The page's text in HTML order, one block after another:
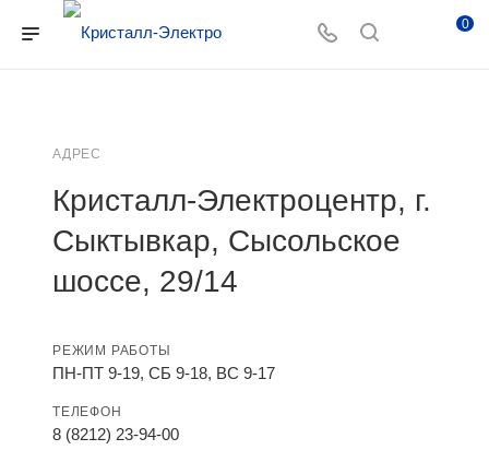
0
АДРЕС
Кристалл-Электроцентр, г.
Сыктывкар, Сысольское
шоссе, 29/14
РЕЖИМ РАБОТЫ
ПН-ПТ 9-19, СБ 9-18, ВС 9-17
ТЕЛЕФОН
8 (8212) 23-94-00